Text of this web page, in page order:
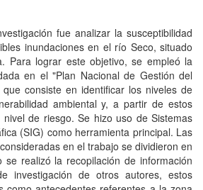
fue analizar la susceptibilidad
inundaciones en el río Seco, situado
Para lograr este objetivo, se empleó la
en el "Plan Nacional de Gestión del
consiste en identificar los niveles de
ambiental y, a partir de estos
de riesgo. Se hizo uso de Sistemas
(SIG) como herramienta principal. Las
en el trabajo se dividieron en
se realizó la recopilación de información
investigación de otros autores, estos